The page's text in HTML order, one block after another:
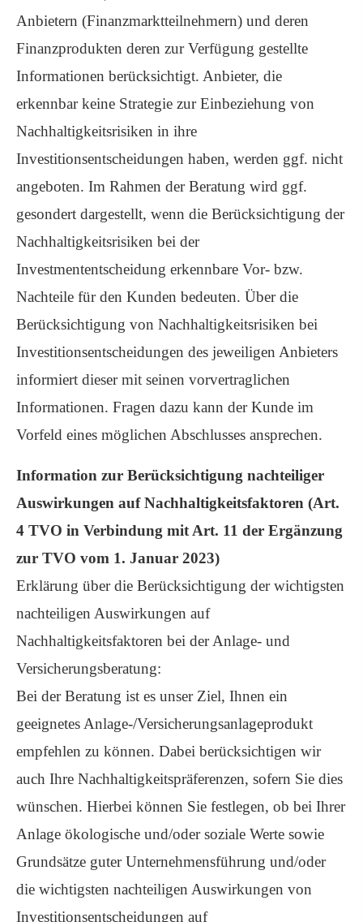
Anbietern (Finanzmarktteilnehmern) und deren
Finanzprodukten deren zur Verfügung gestellte
Informationen berücksichtigt. Anbieter, die
erkennbar keine Strategie zur Einbeziehung von
Nachhaltigkeitsrisiken in ihre
Investitionsentscheidungen haben, werden ggf. nicht
angeboten. Im Rahmen der Beratung wird ggf.
gesondert dargestellt, wenn die Berücksichtigung der
Nachhaltigkeitsrisiken bei der
Investmententscheidung erkennbare Vor- bzw.
Nachteile für den Kunden bedeuten. Über die
Berücksichtigung von Nachhaltigkeitsrisiken bei
Investitionsentscheidungen des jeweiligen Anbieters
informiert dieser mit seinen vorvertraglichen
Informationen. Fragen dazu kann der Kunde im
Vorfeld eines möglichen Abschlusses ansprechen.
Information zur Berücksichtigung nachteiliger
Auswirkungen auf Nachhaltigkeitsfaktoren (Art.
4 TVO in Verbindung mit Art. 11 der Ergänzung
zur TVO vom 1. Januar 2023)
Erklärung über die Berücksichtigung der wichtigsten
nachteiligen Auswirkungen auf
Nachhaltigkeitsfaktoren bei der Anlage- und
Versicherungsberatung:
Bei der Beratung ist es unser Ziel, Ihnen ein
geeignetes Anlage-/Versicherungsanlageprodukt
empfehlen zu können. Dabei berücksichtigen wir
auch Ihre Nachhaltigkeitspräferenzen, sofern Sie dies
wünschen. Hierbei können Sie festlegen, ob bei Ihrer
Anlage ökologische und/oder soziale Werte sowie
Grundsätze guter Unternehmensführung und/oder
die wichtigsten nachteiligen Auswirkungen von
Investitionsentscheidungen auf